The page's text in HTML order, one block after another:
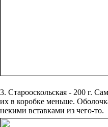
3. Старооскольская - 200 г.
их в коробке меньше.
некими вставками из чего-то.